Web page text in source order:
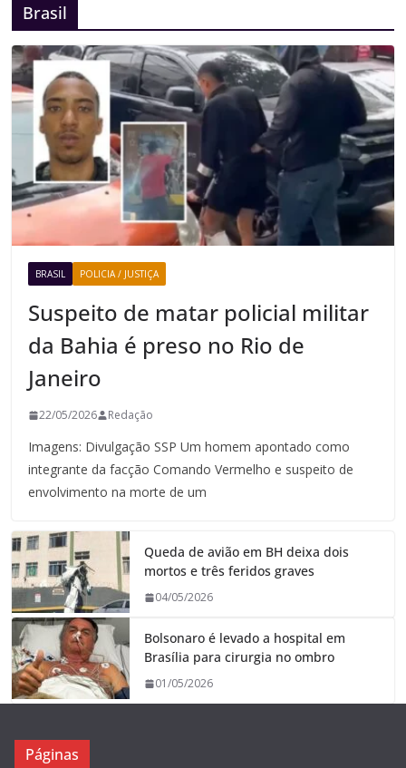
Brasil
BRASIL POLICIA / JUSTIÇA
Suspeito de matar policial militar
da Bahia é preso no Rio de
Janeiro
22/05/2026 Redação
Imagens: Divulgação SSP Um homem apontado como
integrante da facção Comando Vermelho e suspeito de
envolvimento na morte de um
Queda de avião em BH deixa dois
mortos e três feridos graves
04/05/2026
Bolsonaro é levado a hospital em
Brasília para cirurgia no ombro
01/05/2026
Páginas